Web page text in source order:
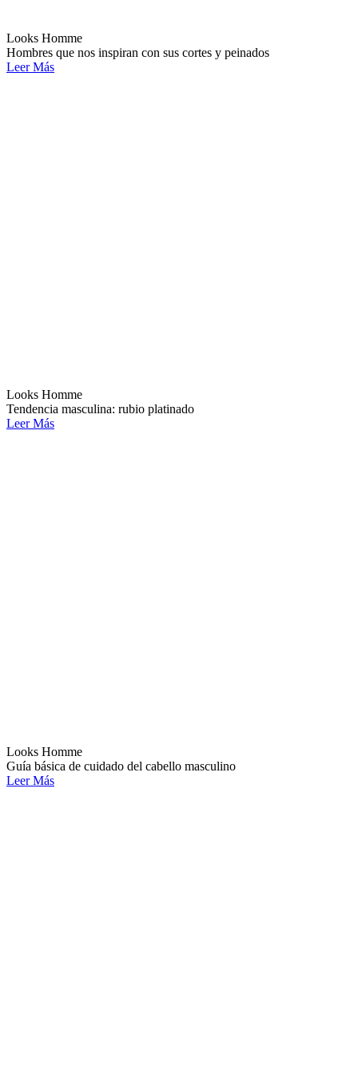
Looks Homme
Hombres que nos inspiran con sus cortes y peinados
Leer Más
Looks Homme
Tendencia masculina: rubio platinado
Leer Más
Looks Homme
Guía básica de cuidado del cabello masculino
Leer Más